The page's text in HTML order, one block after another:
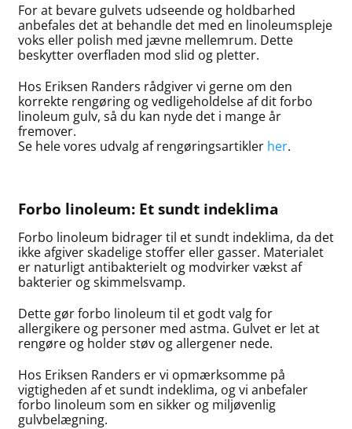
For at bevare gulvets udseende og holdbarhed
anbefales det at behandle det med en linoleumspleje
voks eller polish med jævne mellemrum. Dette
beskytter overfladen mod slid og pletter.
Hos Eriksen Randers rådgiver vi gerne om den
korrekte rengøring og vedligeholdelse af dit forbo
linoleum gulv, så du kan nyde det i mange år
fremover.
Se hele vores udvalg af rengøringsartikler her.
Forbo linoleum: Et sundt indeklima
Forbo linoleum bidrager til et sundt indeklima, da det
ikke afgiver skadelige stoffer eller gasser. Materialet
er naturligt antibakterielt og modvirker vækst af
bakterier og skimmelsvamp.
Dette gør forbo linoleum til et godt valg for
allergikere og personer med astma. Gulvet er let at
rengøre og holder støv og allergener nede.
Hos Eriksen Randers er vi opmærksomme på
vigtigheden af et sundt indeklima, og vi anbefaler
forbo linoleum som en sikker og miljøvenlig
gulvbelægning.